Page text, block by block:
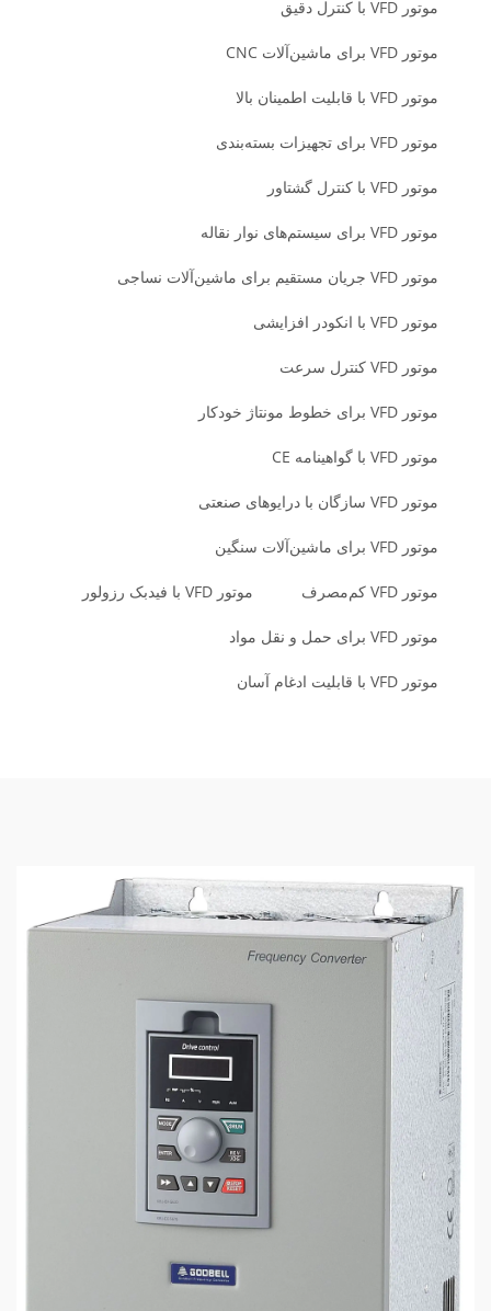
موتور VFD با کنترل دقیق
موتور VFD برای ماشین‌آلات CNC
موتور VFD با قابلیت اطمینان بالا
موتور VFD برای تجهیزات بسته‌بندی
موتور VFD با کنترل گشتاور
موتور VFD برای سیستم‌های نوار نقاله
موتور VFD جریان مستقیم برای ماشین‌آلات نساجی
موتور VFD با انکودر افزایشی
موتور VFD کنترل سرعت
موتور VFD برای خطوط مونتاژ خودکار
موتور VFD با گواهینامه CE
موتور VFD سازگان با درایوهای صنعتی
موتور VFD برای ماشین‌آلات سنگین
موتور VFD کم‌مصرف موتور VFD با فیدبک رزولور
موتور VFD برای حمل و نقل مواد
موتور VFD با قابلیت ادغام آسان